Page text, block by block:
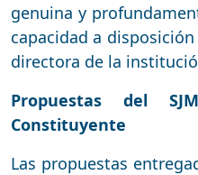
genuina y
capacidad a
directora de la
Propuestas del
Constituyente
Las propuestas